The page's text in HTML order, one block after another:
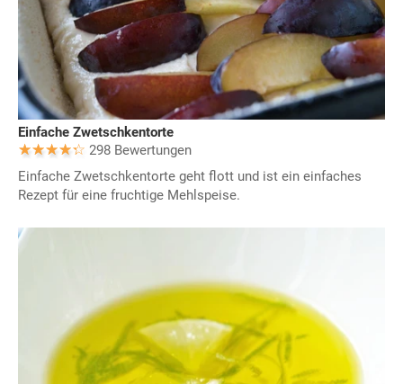
Einfache Zwetschkentorte
298 Bewertungen
Einfache Zwetschkentorte geht flott und ist ein einfaches
Rezept für eine fruchtige Mehlspeise.